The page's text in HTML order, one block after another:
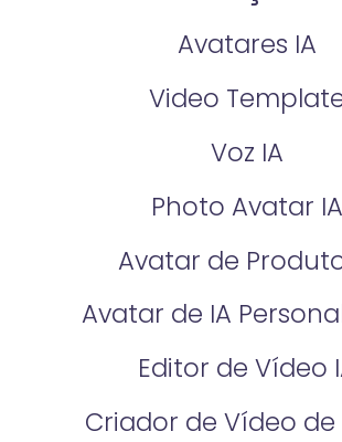
Avatares IA
Video
Voz IA
Photo Avatar IA
Avatar de
Avatar de IA
Editor de Vídeo
Criador de Vídeo de